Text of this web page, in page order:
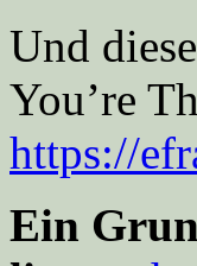
Und
You’re
https://
Ein